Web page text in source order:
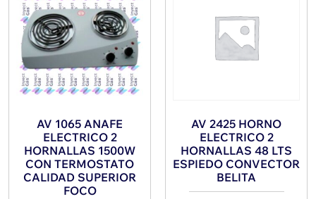
AV 1065 ANAFE
ELECTRICO 2
HORNALLAS 1500W
CON TERMOSTATO
CALIDAD SUPERIOR
FOCO
AV 2425 HORNO
ELECTRICO 2
HORNALLAS 48 LTS
ESPIEDO CONVECTOR
BELITA